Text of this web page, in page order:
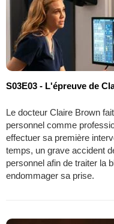
S03E03 - L'épreuve de
Le docteur Claire Brown
personnel comme
effectuer sa première
temps, un grave accident
personnel afin de traiter la
endommager sa prise.